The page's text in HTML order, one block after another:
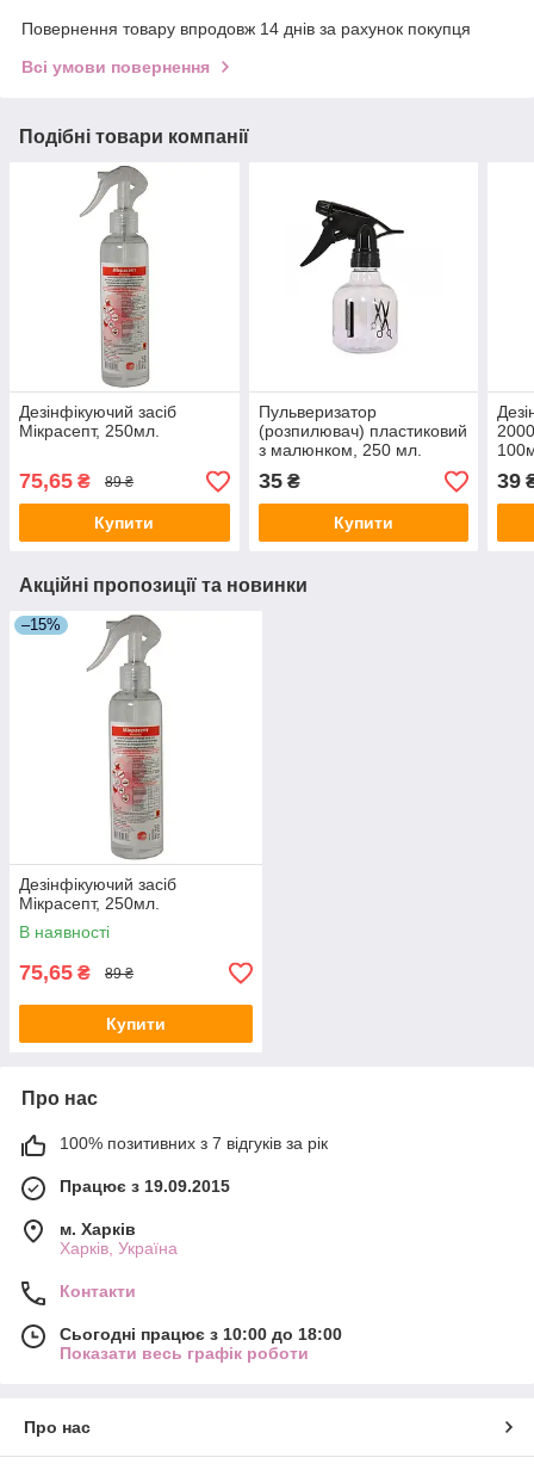
Повернення товару впродовж 14 днів за рахунок покупця
Всі умови повернення
Подібні товари компанії
Дезінфікуючий засіб
Мікрасепт, 250мл.
75,65 ₴ 89 ₴
Купити
Пульверизатор
(розпилювач) пластиковий
з малюнком, 250 мл.
35₴
Купити
39
Акційні пропозиції та новинки
–15%
Дезінфікуючий засіб
Мікрасепт, 250мл.
В наявності
75,65 ₴ 89 ₴
Купити
Про нас
100% позитивних з 7 відгуків за рік
Працює з 19.09.2015
м. Харків
Харків, Україна
Контакти
Сьогодні працює з 10:00 до 18:00
Показати весь графік роботи
Про нас